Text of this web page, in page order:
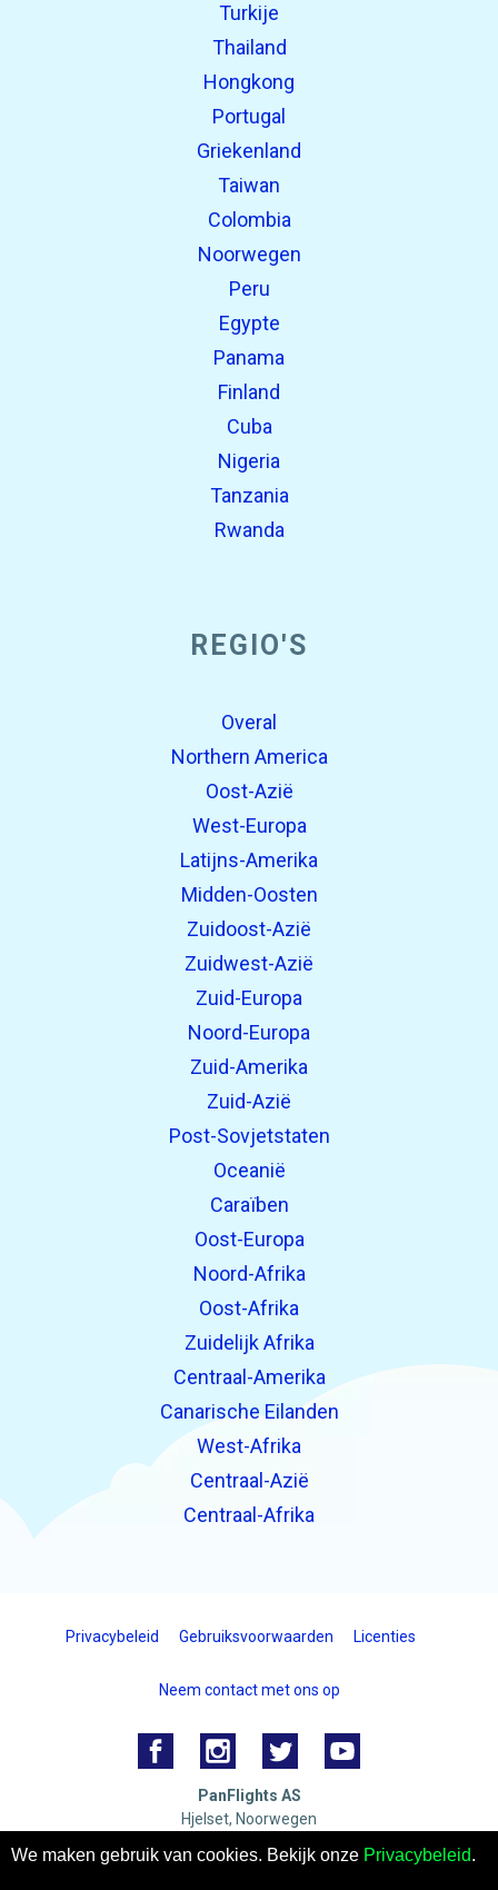
We maken gebruik van cookies. Bekijk onze Privacybeleid.
Turkije
Thailand
Hongkong
Portugal
Griekenland
Taiwan
Colombia
Noorwegen
Peru
Egypte
Panama
Finland
Cuba
Nigeria
Tanzania
Rwanda
REGIO'S
Overal
Northern America
Oost-Azië
West-Europa
Latijns-Amerika
Midden-Oosten
Zuidoost-Azië
Zuidwest-Azië
Zuid-Europa
Noord-Europa
Zuid-Amerika
Zuid-Azië
Post-Sovjetstaten
Oceanië
Caraïben
Oost-Europa
Noord-Afrika
Oost-Afrika
Zuidelijk Afrika
Centraal-Amerika
Canarische Eilanden
West-Afrika
Centraal-Azië
Centraal-Afrika
Privacybeleid Gebruiksvoorwaarden Licenties
Neem contact met ons op
PanFlights AS
Hjelset, Noorwegen